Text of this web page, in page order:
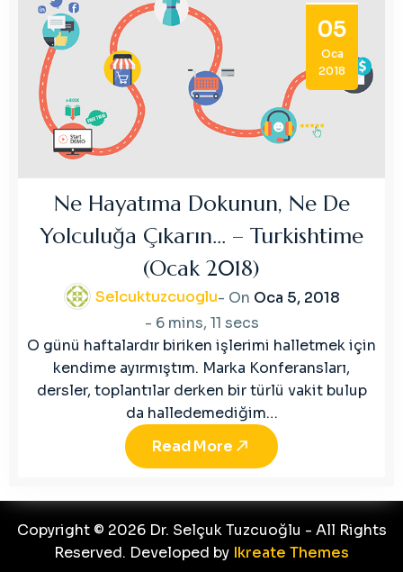
05
Oca
2018
Ne Hayatıma Dokunun, Ne De
Yolculuğa Çıkarın… – Turkishtime
(Ocak 2018)
Selcuktuzcuoglu- On Oca 5, 2018
- 6 mins, 11 secs
O günü haftalardır biriken işlerimi halletmek için
kendime ayırmıştım. Marka Konferansları,
dersler, toplantılar derken bir türlü vakit bulup
da halledemediğim…
Read More
Copyright © 2026 Dr. Selçuk Tuzcuoğlu - All Rights
Reserved. Developed by Ikreate Themes